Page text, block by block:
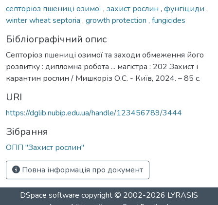
септоріоз пшениці озимої, захист рослин , фунгіциди ,
winter wheat septoria , growth protection , fungicides
Бібліографічний опис
Септоріоз пшениці озимої та заходи обмеження його
розвитку : дипломна робота ... магістра : 202 Захист і
карантин рослин / Мишкоріз О.С. - Київ, 2024. – 85 с.
URI
https://dglib.nubip.edu.ua/handle/123456789/3444
Зібрання
ОПП "Захист рослин"
Повна інформація про документ
DSpace software copyright © 2002-2026 LYRASIS